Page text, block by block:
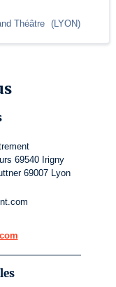
Théâtre (LYON)
69540 Irigny
69007 Lyon